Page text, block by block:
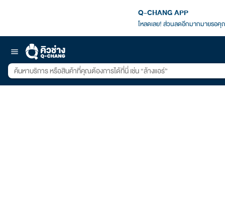
Q-CHANG APP
โหลดเลย! ส่วนลดอีกมากมายรอ
menu